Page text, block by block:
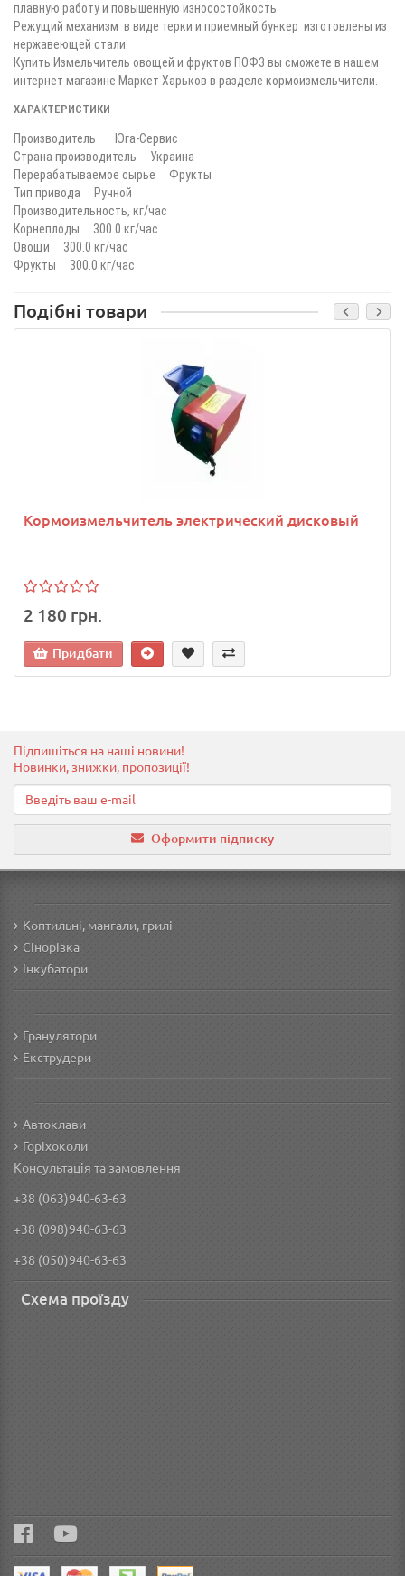
плавную работу и повышенную износостойкость.
Режущий механизм в виде терки и приемный бункер изготовлены из
нержавеющей стали.
Купить Измельчитель овощей и фруктов ПОФ3 вы сможете в нашем
интернет магазине Маркет Харьков в разделе кормоизмельчители.
ХАРАКТЕРИСТИКИ
Производитель Юга-Сервис
Страна производитель Украина
Перерабатываемое сырье Фрукты
Тип привода Ручной
Производительность, кг/час
Корнеплоды 300.0 кг/час
Овощи 300.0 кг/час
Фрукты 300.0 кг/час
Подібні товари
Кормоизмельчитель электрический дисковый
2 180 грн.
Придбати
Підпишіться на наші новини!
Новинки, знижки, пропозиції!
Оформити підписку
Коптильні, мангали, грилі
Сінорізка
Інкубатори
Гранулятори
Екструдери
Автоклави
Горіхоколи
Консультація та замовлення
+38 (063)940-63-63
+38 (098)940-63-63
+38 (050)940-63-63
Схема проїзду